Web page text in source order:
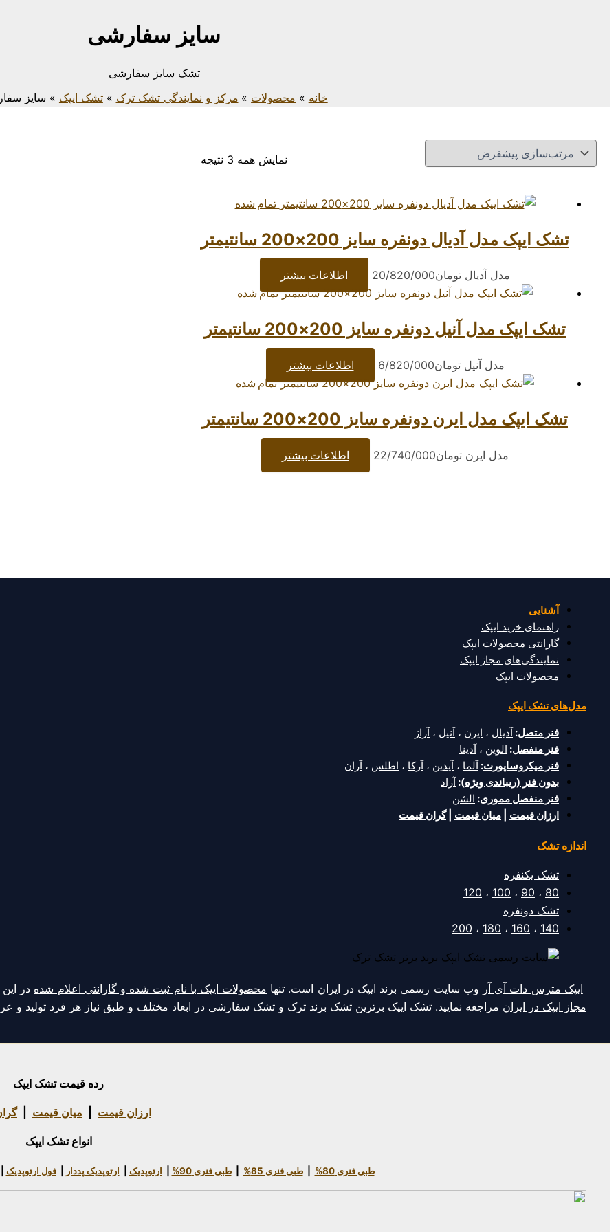
سایز سفارشی
تشک سایز سفارشی
خانه
محصولات مرکز و نمایندگی تشک ترک تشک ایپک سایز
نمایش همه 3 نتیجه
تمام شده
تشک ایپک مدل آدیال دونفره سایز 200×200 سانتیمتر
مدل آدیال تومان20/820/000
اطلاعات بیشتر
تمام شده
تشک ایپک مدل آنیل دونفره سایز 200×200 سانتیمتر
مدل آنیلتومان6/820/000
اطلاعات بیشتر
تمام شده
تشک ایپک مدل ایرن دونفره سایز 200×200 سانتیمتر
مدل ایرن تومان22/740/000 اطلاعات بیشتر
آشنایی
راهنمای خرید ایپک
گارانتی محصولات ایپک
نمایندگی‌های مجاز ایپک
محصولات ایپک
مدل‌های تشک ایپک
فنر متصل:آدیال ، ایرن ،آنیل ،آراز
فنر منفصل: الوین ،آدینا
فنر میکروساپورت:آلما ،آیدین ،آرکا ، اطلس ،آران
بدون فنر (ریباندی ویژه):آراد
فنر منفصل مموری: الشن
ارزان قیمت
میان قیمت |گران قیمت
اندازه تشک
تشک یکنفره
80 ، 90 ، 100 ، 120
تشک دونفره
140 ، 160 ، 180 ، 200
ایپک مترس دات آی آر وب سایت رسمی برند ایپک در ایران است. تنها محصولات ایپک با نام ثبت شده و گارانتی اعلام شده در
مجاز ایپک در ایران مراجعه نمایید. تشک ایپک برترین تشک برند ترک و تشک سفارشی در ابعاد مختلف و طبق نیاز هر فرد تولید
رده قیمت تشک ایپک
ارزان قیمت میان قیمت |
انواع تشک ایپک
طبی فنری 80% |طبی فنری 85% |طبی فنری 90% ارتوپدیک ارتوپدیک پددار |فول ارتوپدیک